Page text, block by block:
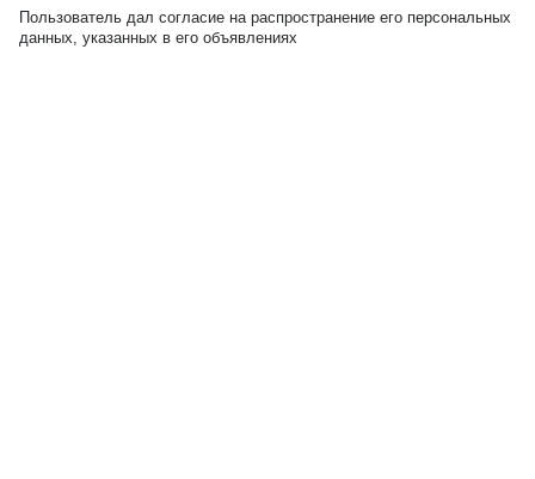
Пользователь дал согласие на распространение его персональных
данных, указанных в его объявлениях